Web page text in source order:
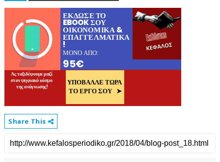
Share This